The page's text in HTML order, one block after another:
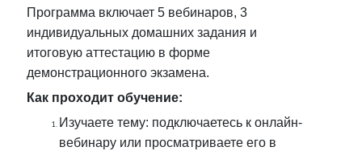
Программа включает 5 вебинаров, 3
индивидуальных домашних задания и
итоговую аттестацию в форме
демонстрационного экзамена.
Как проходит обучение:
Изучаете тему: подключаетесь к онлайн-
вебинару или просматриваете его в